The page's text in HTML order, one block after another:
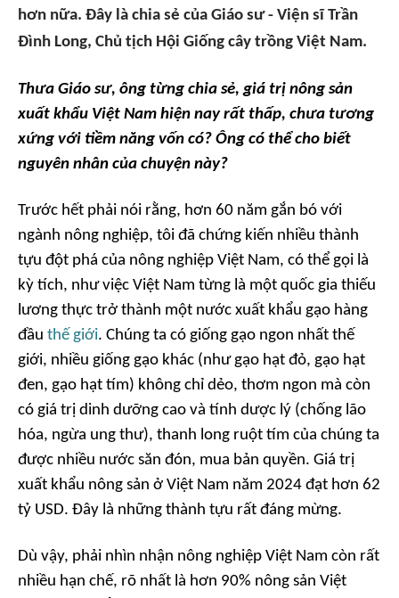
hơn nữa. Đây là chia sẻ của Giáo sư - Viện sĩ Trần
Đình Long, Chủ tịch Hội Giống cây trồng Việt Nam.
Thưa Giáo sư, ông từng chia sẻ,giá trị nông sản
xuất khẩu Việt Nam hiện nay rất thấp, chưa tương
xứng với tiềm năng vốn có? Ông có thể cho biết
nguyên nhân của chuyện này?
Trước hết phải nói rằng, hơn 60 năm gắn bó với
ngành nông nghiệp, tôi đã chứng kiến nhiều thành
tựu đột phá của nông nghiệp Việt Nam, có thể gọi là
kỳ tích, như việc Việt Nam từng là một quốc gia thiếu
lương thực trở thành một nước xuất khẩu gạo hàng
đầu thế giới. Chúng ta có giống gạo ngon nhất thế
giới, nhiều giống gạo khác (như gạo hạt đỏ, gạo hạt
đen, gạo hạt tím) không chỉ dẻo, thơm ngon mà còn
có giá trị dinh dưỡng cao và tính dược lý (chống lão
hóa, ngừa ung thư), thanh long ruột tím của chúng ta
được nhiều nước săn đón, mua bản quyền. Giá trị
xuất khẩu nông sản ở Việt Nam năm 2024 đạt hơn 62
tỷ USD. Đây là những thành tựu rất đáng mừng.
Dù vậy, phải nhìn nhận nông nghiệp Việt Nam còn rất
nhiều hạn chế, rõ nhất là hơn 90% nông sản Việt